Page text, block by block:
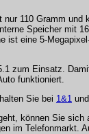
110 Gramm
Speicher mit
ist eine 5-
zum Einsatz.
funktioniert.
Sie bei 1&1
können Sie sich
im Telefonmarkt.